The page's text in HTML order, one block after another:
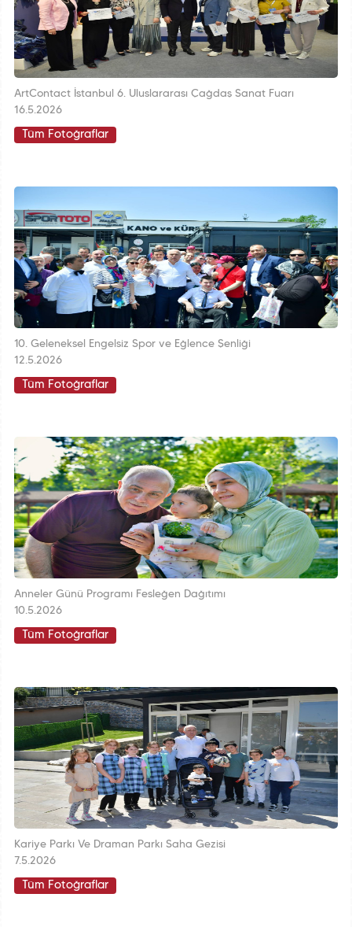
ArtContact İstanbul 6. Uluslararası Çağdaş Sanat Fuarı
16.5.2026
Tüm Fotoğraflar
10. Geleneksel Engelsiz Spor ve Eğlence Şenliği
12.5.2026
Tüm Fotoğraflar
Anneler Günü Programı Fesleğen Dağıtımı
10.5.2026
Tüm Fotoğraflar
Kariye Parkı Ve Draman Parkı Saha Gezisi
7.5.2026
Tüm Fotoğraflar